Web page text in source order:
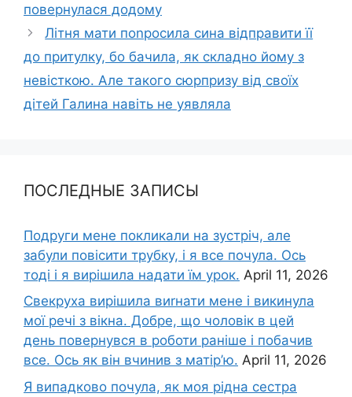
повернулася додому
Літня мати поnросила сина відправити її
до притулку, бо бачила, як складно йому з
невісткою. Але такого сюрпризу від своїх
дітей Галина навіть не уявляла
ПОСЛЕДНЫЕ ЗАПИСЫ
Подруги мене покликали на зустріч, але
забули повісити трубку, і я все почула. Ось
тоді і я вирішила надати їм урок. April 11, 2026
Свекруха вирішила виrнати мене і викинула
мої речі з вікна. Добре, що чоловік в цей
день повернувся в роботи раніше і побачив
все. Ось як він вчинив з матір’ю. April 11, 2026
Я випадково почула, як моя рідна сестра